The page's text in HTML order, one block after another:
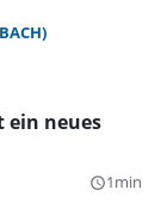
ein neues
query_builder1min